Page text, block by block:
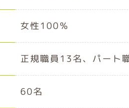
女性100％
正規職員13名、パート
60名